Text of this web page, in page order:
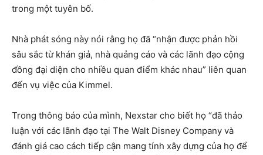
trong một tuyên bố.
Nhà phát sóng này nói rằng họ đã “nhận được phản hồi
sâu sắc từ khán giả, nhà quảng cáo và các lãnh đạo cộng
đồng đại diện cho nhiều quan điểm khác nhau” liên quan
đến vụ việc của Kimmel.
Trong thông báo của mình, Nexstar cho biết họ “đã thảo
luận với các lãnh đạo tại The Walt Disney Company và
đánh giá cao cách tiếp cận mang tính xây dựng của họ để